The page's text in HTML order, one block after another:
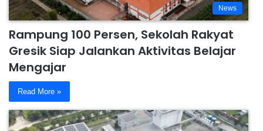
News
Rampung 100 Persen, Sekolah Rakyat
Gresik Siap Jalankan Aktivitas Belajar
Mengajar
Read More »